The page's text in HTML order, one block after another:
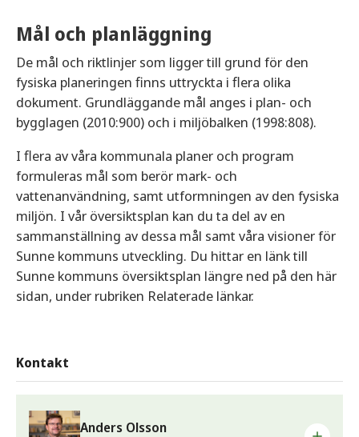
Mål och planläggning
De mål och riktlinjer som ligger till grund för den
fysiska planeringen finns uttryckta i flera olika
dokument. Grundläggande mål anges i plan- och
bygglagen (2010:900) och i miljöbalken (1998:808).
I flera av våra kommunala planer och program
formuleras mål som berör mark- och
vattenanvändning, samt utformningen av den fysiska
miljön. I vår översiktsplan kan du ta del av en
sammanställning av dessa mål samt våra visioner för
Sunne kommuns utveckling. Du hittar en länk till
Sunne kommuns översiktsplan längre ned på den här
sidan, under rubriken Relaterade länkar.
Kontakt
Anders Olsson